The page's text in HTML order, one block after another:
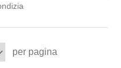
per pagina